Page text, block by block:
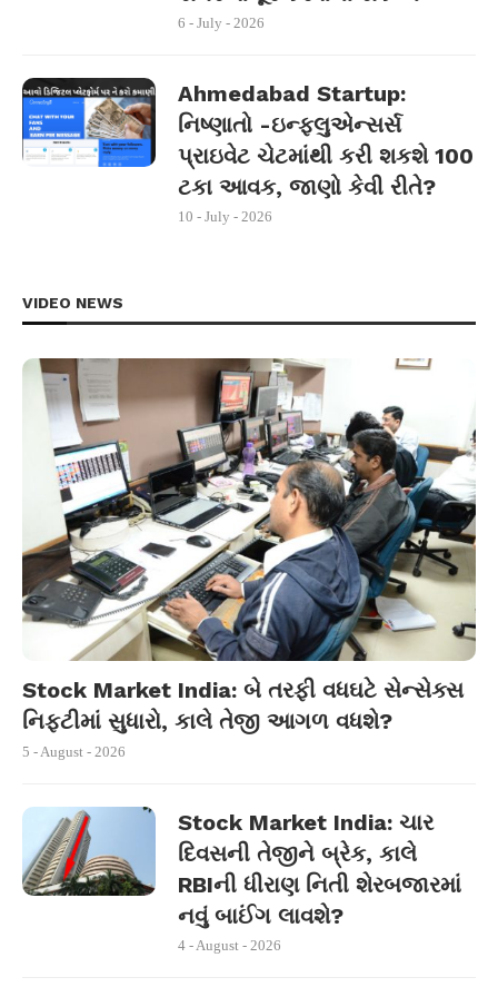
6 - July - 2026
Ahmedabad Startup:
નિષ્ણાતો -ઇન્ફ્લુએન્સર્સ
પ્રાઇવેટ ચેટમાંથી કરી શકશે 100
ટકા આવક, જાણો કેવી રીતે?
10 - July - 2026
VIDEO NEWS
Stock Market India: બે તરફી વધઘટે સેન્સેક્સ
નિફ્ટીમાં સુધારો, કાલે તેજી આગળ વધશે?
5 - August - 2026
Stock Market India: ચાર
દિવસની તેજીને બ્રેક, કાલે
RBIની ધીરાણ નિતી શેરબજારમાં
નવું બાઈંગ લાવશે?
4 - August - 2026